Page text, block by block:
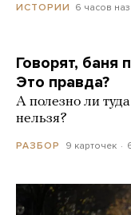
ИСТОРИИ 6 часов
Говорят, баня
Это правда?
А полезно ли
нельзя?
РАЗБОР 9 карточек